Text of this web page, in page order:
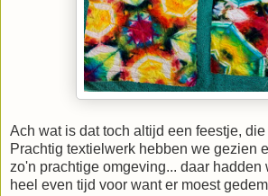
Ach wat is dat toch altijd een feestje,
Prachtig textielwerk hebben we gezien
zo'n prachtige omgeving... daar hadden
heel even tijd voor want er moest